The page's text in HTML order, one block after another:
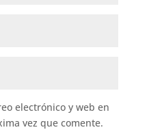
electrónico y web en
vez que comente.